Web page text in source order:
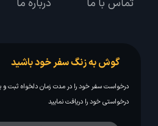
گوش به زنگ سفر خود باشید
درخواست سفر خود را در مدت زمان دلخواه ثبت و
درخواستی خود را دریافت نمایید